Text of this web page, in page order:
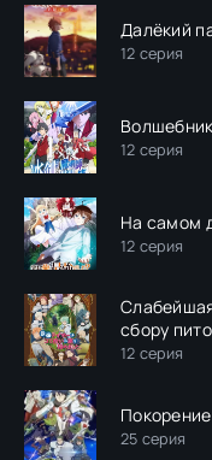
Далёкий
12 серия
12 серия
На самом
12 серия
сбору
12 серия
25 серия